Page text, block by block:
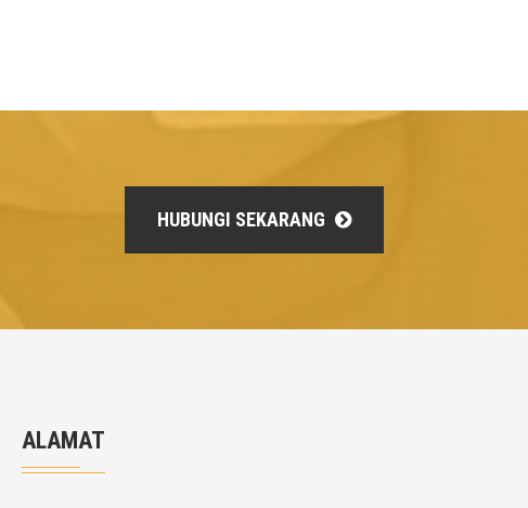
HUBUNGI SEKARANG
ALAMAT